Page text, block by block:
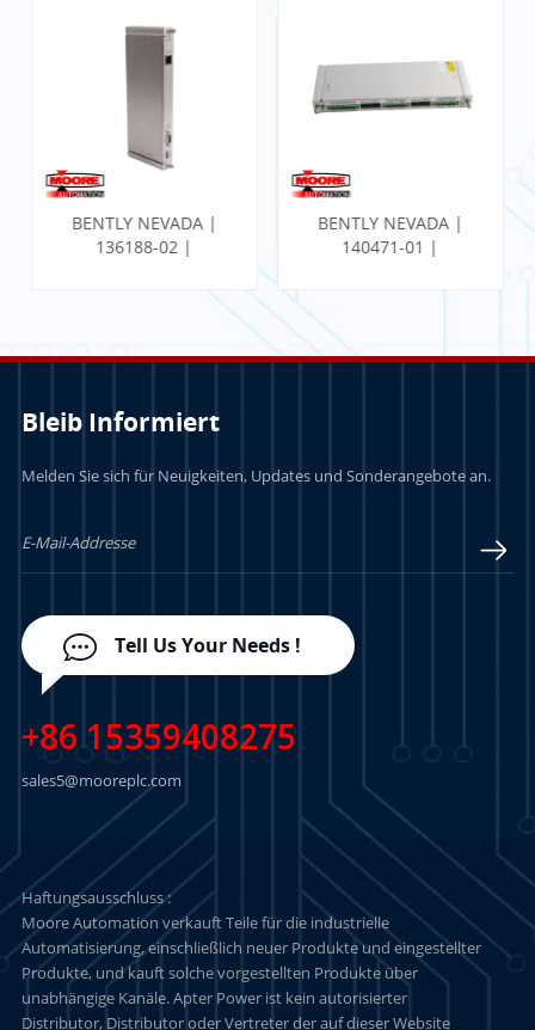
BENTLY NEVADA |
136188-02 |
Gateway-Ethernet-
BENTLY NEVADA |
140471-01 |
TERMINIERUNG
Bleib Informiert
Melden Sie sich für Neuigkeiten, Updates und Sonderangebote an.
Tell Us Your Needs !
+86 15359408275
sales5@mooreplc.com
Haftungsausschluss :
Moore Automation verkauft Teile für die industrielle
Automatisierung, einschließlich neuer Produkte und eingestellter
Produkte, und kauft solche vorgestellten Produkte über
unabhängige Kanäle. Apter Power ist kein autorisierter
Distributor, Distributor oder Vertreter der auf dieser Website